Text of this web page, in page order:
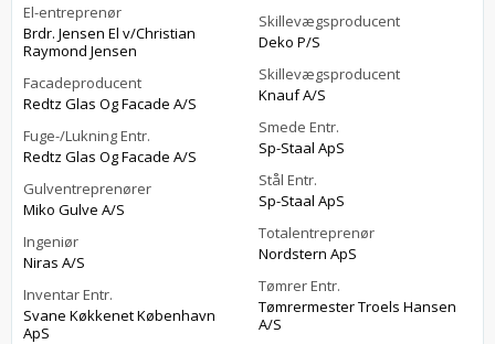
El-entreprenør
Brdr. Jensen El v/Christian
Raymond Jensen
Facadeproducent
Redtz Glas Og Facade A/S
Fuge-/Lukning Entr.
Redtz Glas Og Facade A/S
Gulventreprenører
Miko Gulve A/S
Ingeniør
Niras A/S
Inventar Entr.
Svane Køkkenet København
ApS
Skillevægsproducent
Deko P/S
Skillevægsproducent
Knauf A/S
Smede Entr.
Sp-Staal ApS
Stål Entr.
Sp-Staal ApS
Totalentreprenør
Nordstern ApS
Tømrer Entr.
Tømrermester Troels Hansen
A/S